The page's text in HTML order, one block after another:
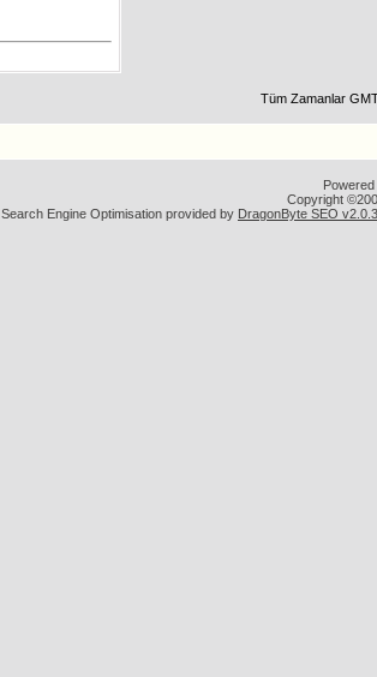
Tüm Zamanlar
Copyright
Search Engine Optimisation provided by DragonByte SEO